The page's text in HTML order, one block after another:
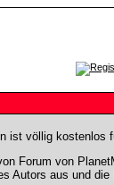
ist völlig
Forum von
Autors aus und